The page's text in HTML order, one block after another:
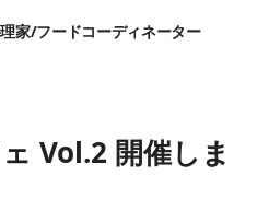
家/フードコーディネーター
Vol.2 開催しま